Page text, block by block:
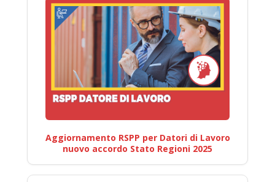
Aggiornamento RSPP per Datori di Lavoro
nuovo accordo Stato Regioni 2025